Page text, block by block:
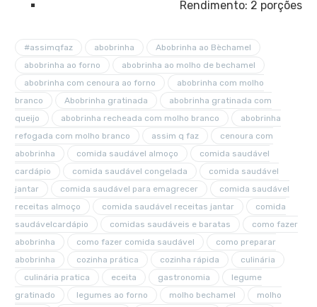
Rendimento: 2 porções
#assimqfaz abobrinha
Abobrinha ao Bèchamel
abobrinha ao forno
abobrinha ao molho de bechamel
abobrinha com cenoura ao forno
abobrinha com molho
branco
Abobrinha gratinada
abobrinha gratinada com
queijo
abobrinha recheada com molho branco
abobrinha
refogada com molho branco
assim q faz
cenoura com
abobrinha
comida saudável almoço
comida saudável
cardápio
comida saudável congelada
comida saudável
jantar
comida saudável para emagrecer
comida saudável
receitas almoço
comida saudável receitas jantar
comida
saudávelcardápio
comidas saudáveis e baratas
como fazer
abobrinha
como fazer comida saudável
como preparar
abobrinha
cozinha prática cozinha rápida
culinária
culinária pratica
eceita gastronomia
legume
gratinado
legumes ao forno molho bechamel
molho